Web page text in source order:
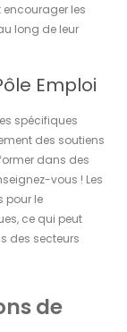
les
long de leur
Emploi
spécifiques
des soutiens
dans des
vous ! Les
pour le
ce qui peut
des secteurs
de